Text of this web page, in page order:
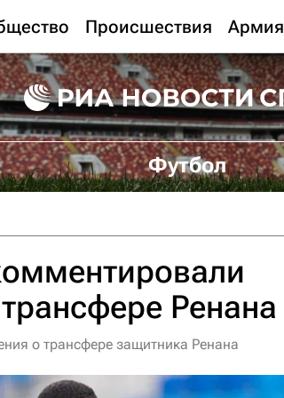
Происшествия Армия
Футбол
Ренана
о трансфере защитника Ренана